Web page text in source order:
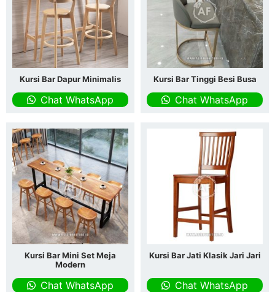
Kursi Bar Dapur Minimalis
Chat WhatsApp
Kursi Bar Tinggi Besi Busa
Chat WhatsApp
Kursi Bar Mini Set Meja
Modern
Chat WhatsApp
Kursi Bar Jati Klasik Jari Jari
Chat WhatsApp